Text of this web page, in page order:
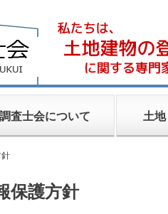
査士会について 土
保護方針